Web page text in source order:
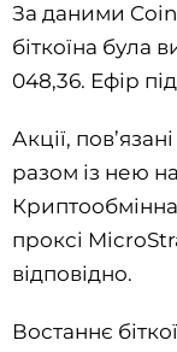
За даними Coin
біткоїна була
048,36. Ефір
Акції,
разом із нею
проксі
відповідно.
Востаннє